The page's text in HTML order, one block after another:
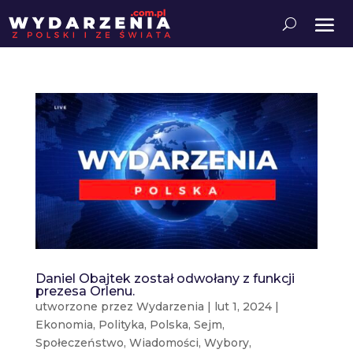
Daniel Obajtek został odwołany z funkcji
prezesa Orlenu.
utworzone przez Wydarzenia | lut 1, 2024|
Ekonomia, Polityka, Polska, Sejm,
Społeczeństwo, Wiadomości, Wybory,